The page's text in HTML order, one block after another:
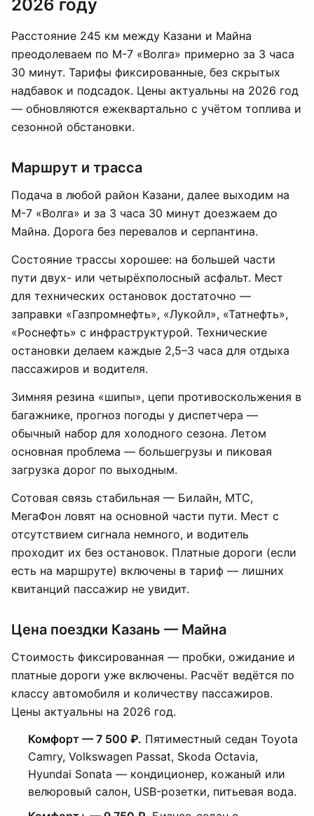
2026 году
Расстояние 245 км между Казани и Майна
преодолеваем по М-7 «Волга» примерно за 3 часа
30 минут. Тарифы фиксированные, без скрытых
надбавок и подсадок. Цены актуальны на 2026 год
— обновляются ежеквартально с учётом топлива и
сезонной обстановки.
Маршрут и трасса
Подача в любой район Казани, далее выходим на
М-7 «Волга» и за 3 часа 30 минут доезжаем до
Майна. Дорога без перевалов и серпантина.
Состояние трассы хорошее: на большей части
пути двух- или четырёхполосный асфальт. Мест
для технических остановок достаточно —
заправки «Газпромнефть», «Лукойл», «Татнефть»,
«Роснефть» с инфраструктурой. Технические
остановки делаем каждые 2,5–3 часа для отдыха
пассажиров и водителя.
Зимняя резина «шипы», цепи противоскольжения в
багажнике, прогноз погоды у диспетчера —
обычный набор для холодного сезона. Летом
основная проблема — большегрузы и пиковая
загрузка дорог по выходным.
Сотовая связь стабильная — Билайн, МТС,
МегаФон ловят на основной части пути. Мест с
отсутствием сигнала немного, и водитель
проходит их без остановок. Платные дороги (если
есть на маршруте) включены в тариф — лишних
квитанций пассажир не увидит.
Цена поездки Казань — Майна
Стоимость фиксированная — пробки, ожидание и
платные дороги уже включены. Расчёт ведётся по
классу автомобиля и количеству пассажиров.
Цены актуальны на 2026 год.
Комфорт — 7 500 ₽. Пятиместный седан Toyota
Camry, Volkswagen Passat, Skoda Octavia,
Hyundai Sonata — кондиционер, кожаный или
велюровый салон, USB-розетки, питьевая вода.